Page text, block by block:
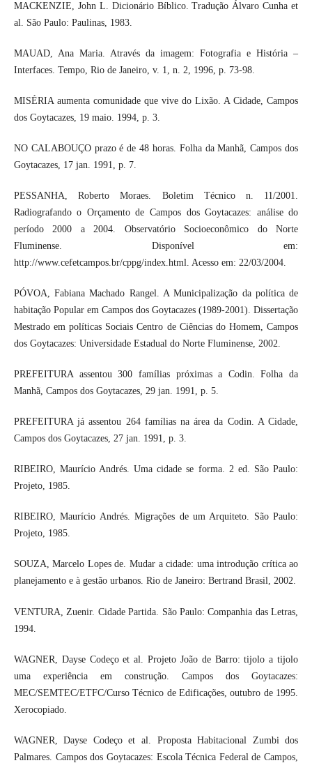
MACKENZIE, John L. Dicionário Bíblico. Tradução Álvaro Cunha et
al. São Paulo: Paulinas, 1983.
MAUAD, Ana Maria. Através da imagem: Fotografia e História –
Interfaces. Tempo, Rio de Janeiro, v. 1, n. 2, 1996, p. 73-98.
MISÉRIA aumenta comunidade que vive do Lixão. A Cidade, Campos
dos Goytacazes, 19 maio. 1994, p. 3.
NO CALABOUÇO prazo é de 48 horas. Folha da Manhã, Campos dos
Goytacazes, 17 jan. 1991, p. 7.
PESSANHA, Roberto Moraes. Boletim Técnico n. 11/2001.
Radiografando o Orçamento de Campos dos Goytacazes: análise do
período 2000 a 2004. Observatório Socioeconômico do Norte
Fluminense. Disponível em:
http://www.cefetcampos.br/cppg/index.html. Acesso em: 22/03/2004.
PÓVOA, Fabiana Machado Rangel. A Municipalização da política de
habitação Popular em Campos dos Goytacazes (1989-2001). Dissertação
Mestrado em políticas Sociais Centro de Ciências do Homem, Campos
dos Goytacazes: Universidade Estadual do Norte Fluminense, 2002.
PREFEITURA assentou 300 famílias próximas a Codin. Folha da
Manhã, Campos dos Goytacazes, 29 jan. 1991, p. 5.
PREFEITURA já assentou 264 famílias na área da Codin. A Cidade,
Campos dos Goytacazes, 27 jan. 1991, p. 3.
RIBEIRO, Maurício Andrés. Uma cidade se forma. 2 ed. São Paulo:
Projeto, 1985.
RIBEIRO, Maurício Andrés. Migrações de um Arquiteto. São Paulo:
Projeto, 1985.
SOUZA, Marcelo Lopes de. Mudar a cidade: uma introdução crítica ao
planejamento e à gestão urbanos. Rio de Janeiro: Bertrand Brasil, 2002.
VENTURA, Zuenir. Cidade Partida. São Paulo: Companhia das Letras,
1994.
WAGNER, Dayse Codeço et al. Projeto João de Barro: tijolo a tijolo
uma experiência em construção. Campos dos Goytacazes:
MEC/SEMTEC/ETFC/Curso Técnico de Edificações, outubro de 1995.
Xerocopiado.
WAGNER, Dayse Codeço et al. Proposta Habitacional Zumbi dos
Palmares. Campos dos Goytacazes: Escola Técnica Federal de Campos,